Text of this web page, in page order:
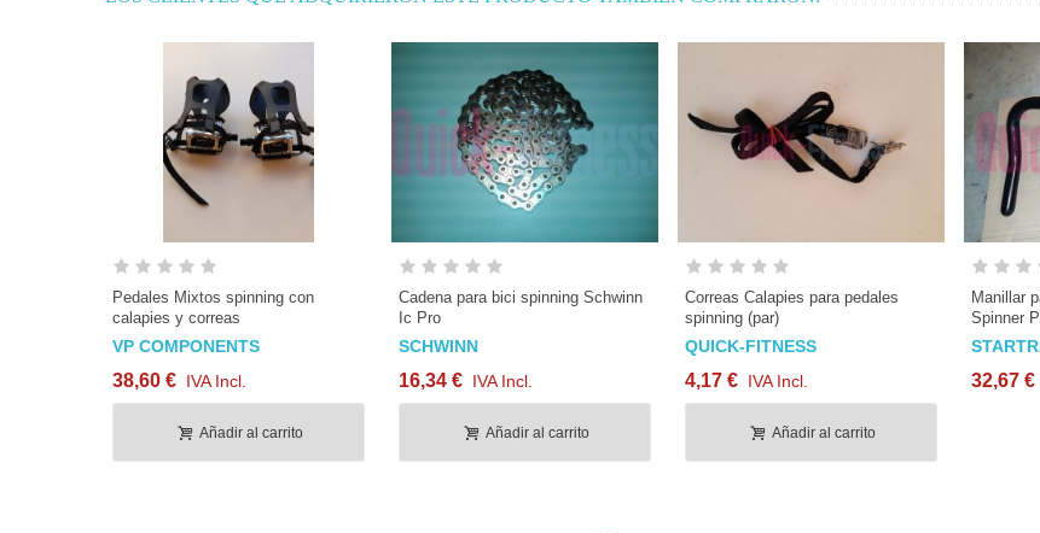
Pedales Mixtos spinning con
calapies y correas
VP COMPONENTS
38,60 € IVA Incl.
Añadir al carrito
Cadena para bici spinning Schwinn
Ic Pro
SCHWINN
16,34 € IVA Incl.
Añadir al carrito
Correas Calapies para pedales
spinning (par)
QUICK-FITNESS
4,17 € IVA Incl.
Añadir al carrito
Manillar
Spinner
32,67 €